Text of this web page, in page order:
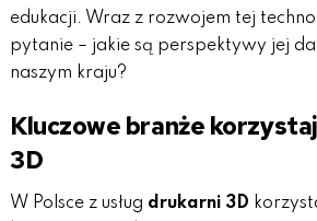
edukacji. Wraz z rozwojem tej
pytanie – jakie są perspektywy jej
naszym kraju?
Kluczowe branże
3D
W Polsce z usług drukarni 3D